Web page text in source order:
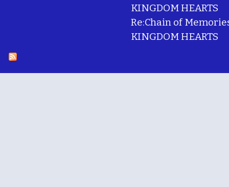
KINGDOM HEARTS
Re:Chain of
KINGDOM HEARTS